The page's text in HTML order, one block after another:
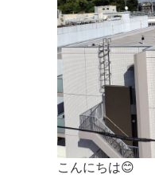
こんにちは😊